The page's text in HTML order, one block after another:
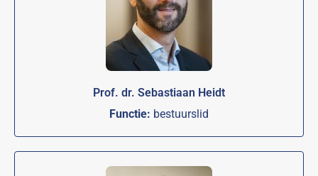
Prof. dr. Sebastiaan Heidt
Functie: bestuurslid